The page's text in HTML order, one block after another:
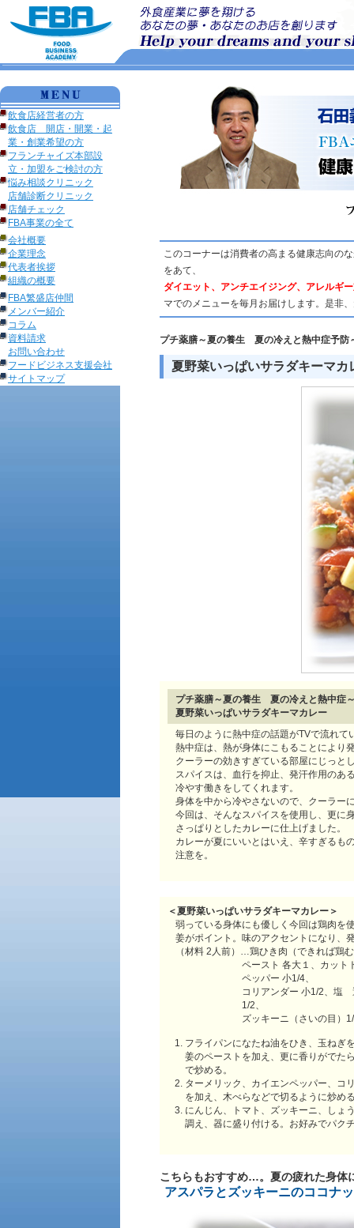
飲食店経営者の方
飲食店 開店・開業・起
業・創業希望の方
フランチャイズ本部設
立・加盟をご検討の方
悩み相談クリニック
店舗診断クリニック
店舗チェック
FBA事業の全て
会社概要
企業理念
代表者挨拶
組織の概要
FBA繁盛店仲間
メンバー紹介
コラム
資料請求
お問い合わせ
フードビジネス支援会社
サイトマップ
このコーナーは消費者の高まる健康志向の
をあて、
ダイエット、アンチエイジング、アレルギ
マでのメニューを毎月お届けします。是非
プチ薬膳～夏の養生 夏の冷えと熱中症予防
夏野菜いっぱいサラダキーマカ
プチ薬膳～夏の養生 夏の冷えと熱中症
夏野菜いっぱいサラダキーマカレー
毎日のように熱中症の話題がTVで流れて
熱中症は、熱が身体にこもることにより
クーラーの効きすぎている部屋にじっと
スパイスは、血行を抑止、発汗作用のあ
冷やす働きをしてくれます。
身体を中から冷やさないので、クーラー
今回は、そんなスパイスを使用し、更に
さっぱりとしたカレーに仕上げました。
カレーが夏にいいとはいえ、辛すぎるも
注意を。
＜夏野菜いっぱいサラダキーマカレー ＞
弱っている身体にも優しく今回は鶏肉を
姜がポイント。味のアクセントになり、
（材料 2人前）…鶏ひき肉（できれば鶏
ペースト 各大１、カット
ペッパー 小1/4、
コリアンダー 小1/2、塩
1/2、
ズッキーニ（さいの目）
フライパンになたね油をひき、玉ねぎ
姜のペーストを加え、更に香りがでた
で炒める。
ターメリック、カイエンペッパー、コ
を加え、木べらなどで切るように炒め
にんじん、トマト、ズッキーニ、しょ
調え、器に盛り付ける。お好みでパク
こちらもおすすめ…。夏の疲れた身体
アスパラとズッキーニのココナ